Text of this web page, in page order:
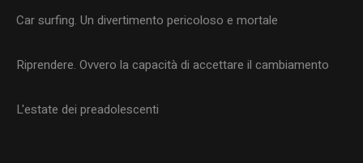
Car surfing. Un divertimento pericoloso e mortale
Riprendere. Ovvero la capacità di accettare il cambiamento
L'estate dei preadolescenti